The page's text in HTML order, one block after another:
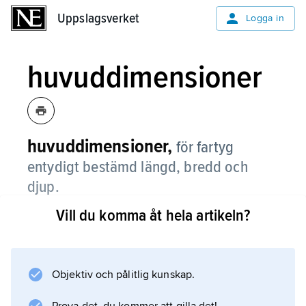
Uppslagsverket Logga in
huvuddimensioner
huvuddimensioner, för fartyg
entydigt bestämd längd, bredd och
djup.
Längden mellan perpendiklarna
pp
Vill du komma åt hela artikeln?
Objektiv och pålitlig kunskap.